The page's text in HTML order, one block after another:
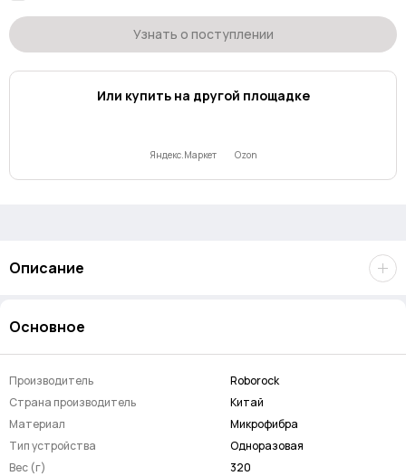
Узнать о поступлении
Или купить на другой площадке
Яндекс.Маркет Ozon
Описание
Комплект однораз.тряпок для Roborock S6 Disposable Mop of
Данная деталь подходит к следующим моделям роботов-
пылесосов:
Roborock S6 MaxV
Основное
Производитель
Roborock
Страна производитель
Китай
Материал
Микрофибра
Тип устройства
Одноразовая
Вес (г)
320